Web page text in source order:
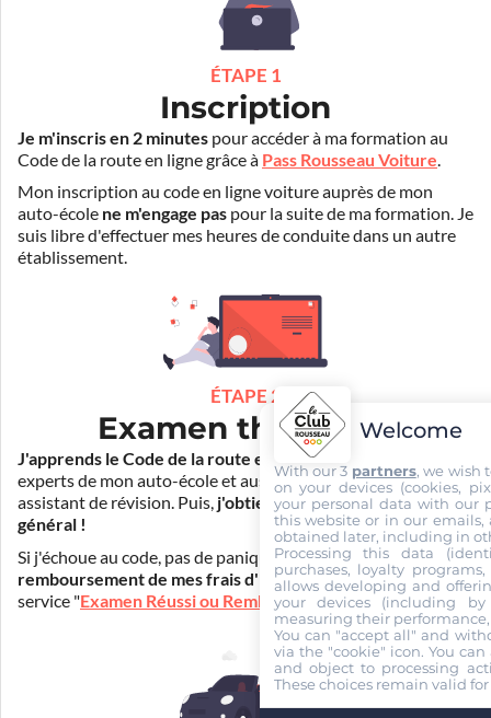
ÉTAPE 1
Inscription
Je m'inscris en 2 minutes pour accéder à ma formation au
Code de la route en ligne grâce à Pass Rousseau Voiture.
Mon inscription au code en ligne voiture auprès de mon
auto-école ne m'engage pas pour la suite de ma formation. Je
suis libre d'effectuer mes heures de conduite dans un autre
établissement.
ÉTAPE 2
Examen théorique
J'apprends le Code de la route en ligne. Je suis aidé par les
experts de mon auto-école et aussi par Mister Codes, mon
assistant de révision. Puis, j'obtiens l'examen théorique
général !
Si j'échoue au code, pas de panique ! Je peux bénéficier du
remboursement de mes frais d'inscription(30€) grâce au
service "Examen Réussi ou Remboursé ".
Welcome
With our 3 partners, we wish
on your devices (cookies,
your personal data with our
this website or in our emails,
obtained later, including in
Processing this data
purchases, loyalty
allows developing and
your devices (including
measuring their
You can "accept all" and
via the "cookie" icon. You
and object to processing
These choices remain valid